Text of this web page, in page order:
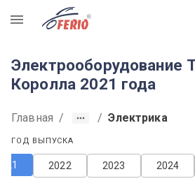
R
Электрооборудование
Королла 2021 года
Главная / / Электрика
ГОД ВЫПУСКА
2024
2023
2022